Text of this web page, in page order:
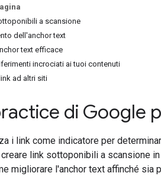
a scansione
dell'anchor text
text efficace
incrociati ai tuoi contenuti
ad altri siti
di Google
i link come indicatore per
creare link sottoponibili a scansione
migliorare l'anchor text affinché